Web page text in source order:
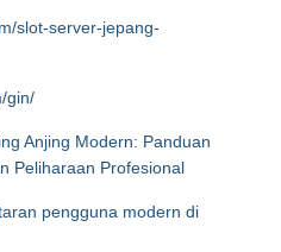
slot-server-jepang-
gin/
Anjing Modern: Panduan
Peliharaan Profesional
pengguna modern di